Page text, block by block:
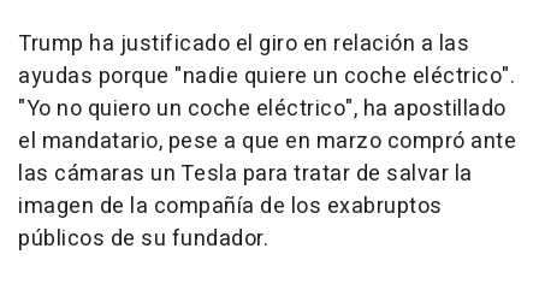
Trump ha justificado el giro en relación a las
ayudas porque "nadie quiere un coche eléctrico".
"Yo no quiero un coche eléctrico", ha apostillado
el mandatario, pese a que en marzo compró ante
las cámaras un Tesla para tratar de salvar la
imagen de la compañía de los exabruptos
públicos de su fundador.